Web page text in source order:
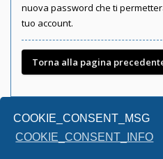
COOKIE_CONSENT_MSG
COOKIE_CONSENT_INFO
nuova password che ti
tuo account.
Torna alla pagina
Home